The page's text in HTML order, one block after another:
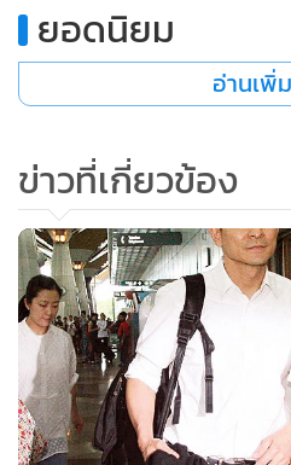
“ตลอดปีที่ผ่านมาเราทำตัวเลขได้
ยอดนิยม
อ่านเพิ่
ข่าวที่เกี่ยวข้อง